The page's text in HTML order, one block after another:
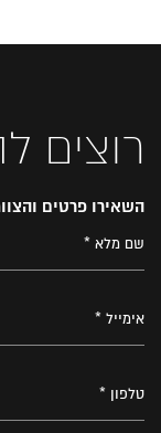
רוצים
השאירו פרטים